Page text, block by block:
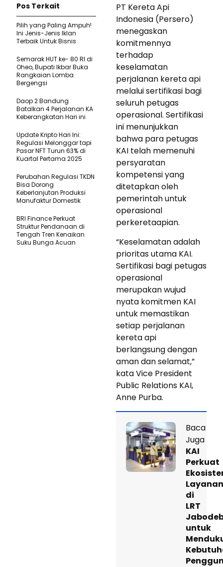
PT Kereta Api
Indonesia (Persero)
menegaskan
komitmennya
terhadap
keselamatan
perjalanan kereta api
melalui sertifikasi bagi
seluruh petugas
operasional. Sertifikasi
ini menunjukkan
bahwa para petugas
KAI telah memenuhi
persyaratan
kompetensi yang
ditetapkan oleh
pemerintah untuk
operasional
perkeretaapian.
“Keselamatan adalah
prioritas utama KAI.
Sertifikasi bagi petugas
operasional
merupakan wujud
nyata komitmen KAI
untuk memastikan
setiap perjalanan
kereta api
berlangsung dengan
aman dan selamat,”
kata Vice President
Public Relations KAI,
Anne Purba.
Baca
Juga
KAI
Perkuat
Layanan
di
LRT
untuk
Pos Terkait
Pilih yang Paling Ampuh!
Ini Jenis-Jenis Iklan
Terbaik Untuk Bisnis
Semarak HUT ke- 80 RI di
Oheo, Bupati Ikbar Buka
Rangkaian Lomba
Bergengsi
Daop 2 Bandung
Batalkan 4 Perjalanan KA
Keberangkatan Hari ini
Update Kripto Hari Ini:
Regulasi Melonggar tapi
Pasar NFT Turun 63% di
Kuartal Pertama 2025
Perubahan Regulasi TKDN
Bisa Dorong
Keberlanjutan Produksi
Manufaktur Domestik
BRI Finance Perkuat
Struktur Pendanaan di
Tengah Tren Kenaikan
Suku Bunga Acuan